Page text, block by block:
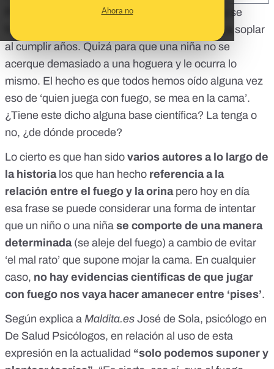
Ahora no
Puede que para evitar que un niño se queme y se
haga daño cuando juega con las velas que va a soplar
al cumplir años. Quizá para que una niña no se
acerque demasiado a una hoguera y le ocurra lo
mismo. El hecho es que todos hemos oído alguna vez
eso de ‘quien juega con fuego, se mea en la cama’.
¿Tiene este dicho alguna base científica? La tenga o
no, ¿de dónde procede?
Lo cierto es que han sido varios autores a lo largo de
la historialos que han hecho referencia a la
relación entre el fuego y la orinapero hoy en día
esa frase se puede considerar una forma de intentar
que un niño o una niña se comporte de una manera
determinada(se aleje del fuego) a cambio de evitar
‘el mal rato’ que supone mojar la cama. En cualquier
caso, no hay evidencias científicas de que jugar
con fuego nos vaya hacer amanecer entre ‘pises’.
Según explica a Maldita.es José de Sola, psicólogo en
De Salud Psicólogos, en relación al uso de esta
expresión en la actualidad “solo podemos suponer y